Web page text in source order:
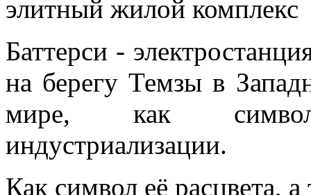
Баттерси -
на берегу Темзы в
мире, как символ
индустриализации.
Как символ её расцвета,